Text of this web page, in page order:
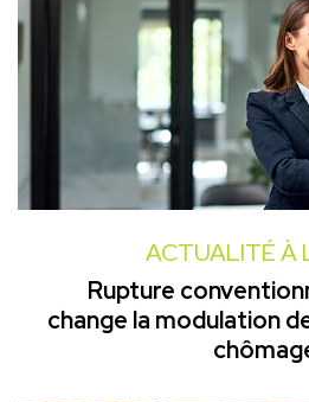
ACTUALITÉ À
Rupture
change la modulation